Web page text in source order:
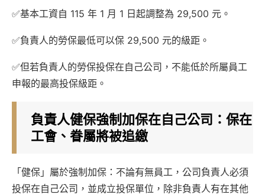
✅基本工資自 115 年 1 月 1 日起調整為 29,500 元。
✅負責人的勞保最低可以保 29,500 元的級距。
✅但若負責人的勞保投保在自己公司，不能低於所屬員工
申報的最高投保級距。
負責人健保強制加保在自己公司：保在
工會、眷屬將被追繳
「健保」屬於強制加保：不論有無員工，公司負責人必須
投保在自己公司，並成立投保單位，除非負責人有在其他